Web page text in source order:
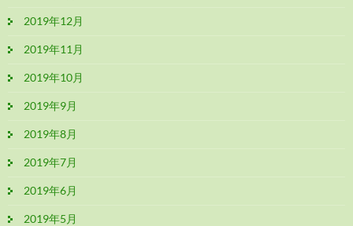
2019年12月
2019年11月
2019年10月
2019年9月
2019年8月
2019年7月
2019年6月
2019年5月